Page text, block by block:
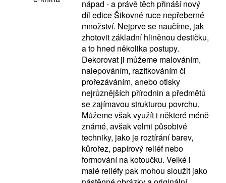
nápad - a právě těch přináší nový
díl edice Šikovné ruce nepřeberné
množství. Nejprve se naučíme, jak
zhotovit základní hliněnou destičku,
a to hned několika postupy.
Dekorovat ji můžeme malováním,
nalepováním, razítkováním či
prořezáváním, anebo otisky
nejrůznějších přírodnin a předmětů
se zajímavou strukturou povrchu.
Můžeme však využít i některé méně
známé, avšak velmi působivé
techniky, jako je roztírání barev,
kůrořez, papírový reliéf nebo
formování na kotoučku. Velké i
malé reliéfy pak mohou sloužit jako